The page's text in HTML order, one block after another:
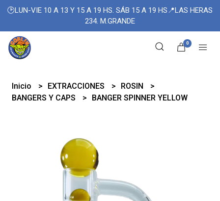
🕑LUN-VIE 10 A 13 Y 15 A 19 HS. SÁB 15 A 19 HS📍LAS HERAS
234. M.GRANDE
0
Inicio EXTRACCIONES
ROSIN
BANGERS Y CAPS
BANGER SPINNER YELLOW